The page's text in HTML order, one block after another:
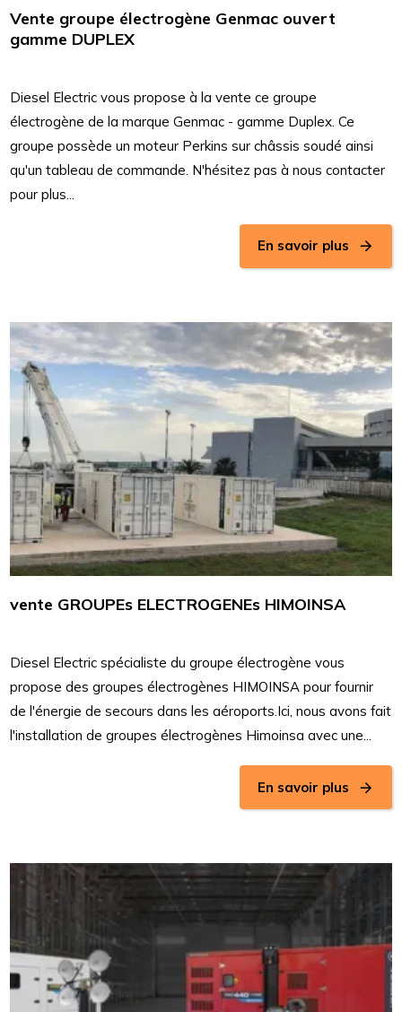
Vente groupe électrogène Genmac ouvert
gamme DUPLEX
Diesel Electric vous propose à la vente ce groupe
électrogène de la marque Genmac - gamme Duplex. Ce
groupe possède un moteur Perkins sur châssis soudé ainsi
qu'un tableau de commande. N'hésitez pas à nous contacter
pour plus...
En savoir plus
vente GROUPEs ELECTROGENEs HIMOINSA
Diesel Electric spécialiste du groupe électrogène vous
propose des groupes électrogènes HIMOINSA pour fournir
de l'énergie de secours dans les aéroports.Ici, nous avons fait
l'installation de groupes électrogènes Himoinsa avec une...
En savoir plus